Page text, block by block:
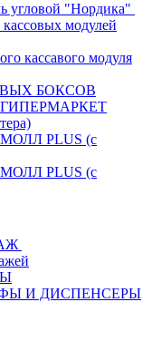
угловой "Нордика"
модулей
кассавого модуля
БОКСОВ
ГИПЕРМАРКЕТ
МОЛЛ PLUS (с
МОЛЛ PLUS (с
И ДИСПЕНСЕРЫ